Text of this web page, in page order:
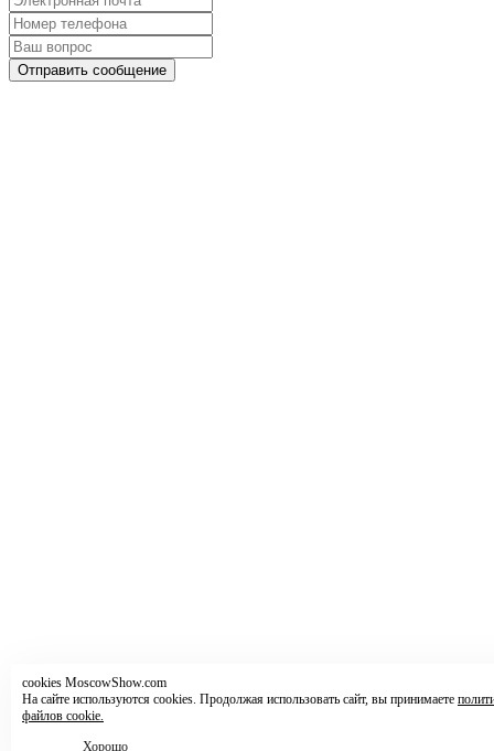
Отправить сообщение
cookies MoscowShow.com
На сайте используются cookies. Продолжая использовать сайт, вы принимаете
файлов cookie.
Хорошо